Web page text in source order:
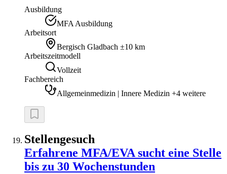
Ausbildung
MFA Ausbildung
Arbeitsort
Bergisch Gladbach ±10 km
Arbeitszeitmodell
Vollzeit
Fachbereich
Allgemeinmedizin | Innere Medizin +4 weitere
Stellengesuch
Erfahrene MFA/EVA sucht eine Stelle
bis zu 30 Wochenstunden